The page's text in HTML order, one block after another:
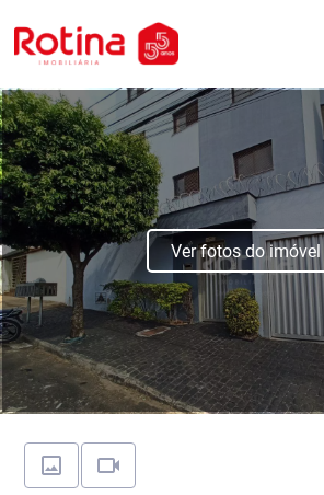
Ver fotos do imóvel